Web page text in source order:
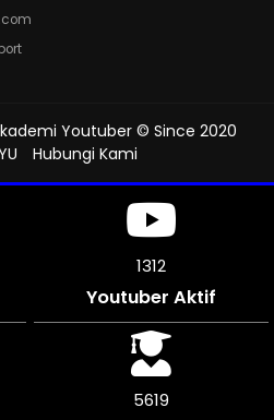
Youtuber © Since 2020
Hubungi Kami
1312
Youtuber Aktif
6009